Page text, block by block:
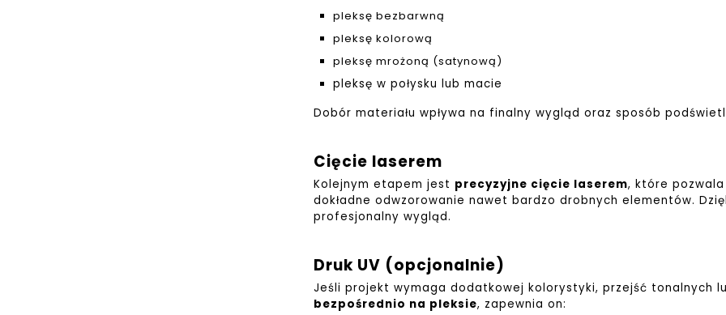
pleksę bezbarwną
pleksę kolorową
pleksę mrożoną (satynową)
pleksę w połysku lub macie
Dobór materiału wpływa na finalny wygląd oraz sposób
Cięcie laserem
Kolejnym etapem jest precyzyjne cięcie laserem, które
dokładne odwzorowanie nawet bardzo drobnych elementów.
profesjonalny wygląd.
Druk UV (opcjonalnie)
Jeśli projekt wymaga dodatkowej kolorystyki, przejść tonalnych
bezpośrednio na pleksie, zapewnia on: